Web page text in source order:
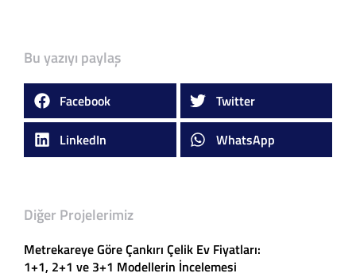
Bu yazıyı paylaş
Facebook Twitter
LinkedIn WhatsApp
Diğer Projelerimiz
Metrekareye Göre Çankırı Çelik Ev Fiyatları:
1+1, 2+1 ve 3+1 Modellerin İncelemesi